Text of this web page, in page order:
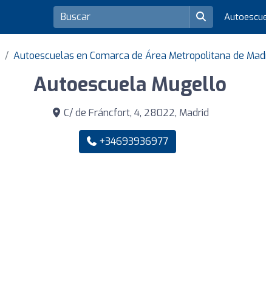
Autoescuelas en Comarca de Área Metropolitana de
Autoescuela Mugello
C/ de Fráncfort, 4, 28022, Madrid
+34693936977